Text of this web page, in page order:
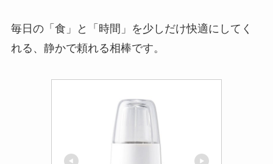
毎日の「食」と「時間」を少しだけ快適にしてく
れる、静かで頼れる相棒です。